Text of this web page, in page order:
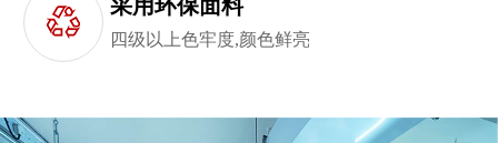
采用环保面料
四级以上色牢度,颜色鲜亮